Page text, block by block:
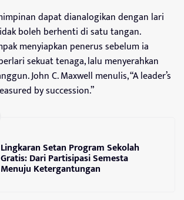
dapat dianalogikan dengan lari
boleh berhenti di satu tangan.
menyiapkan penerus sebelum ia
sekuat tenaga, lalu menyerahkan
John C. Maxwell menulis, “A leader’s
by succession.”
Lingkaran Setan Program Sekolah
Gratis: Dari Partisipasi Semesta
Menuju Ketergantungan